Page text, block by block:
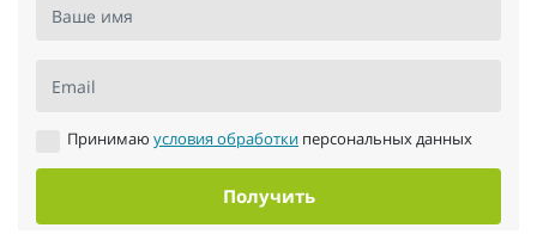
Ваше имя
Email
Принимаю условия обработки персональных данных
Получить